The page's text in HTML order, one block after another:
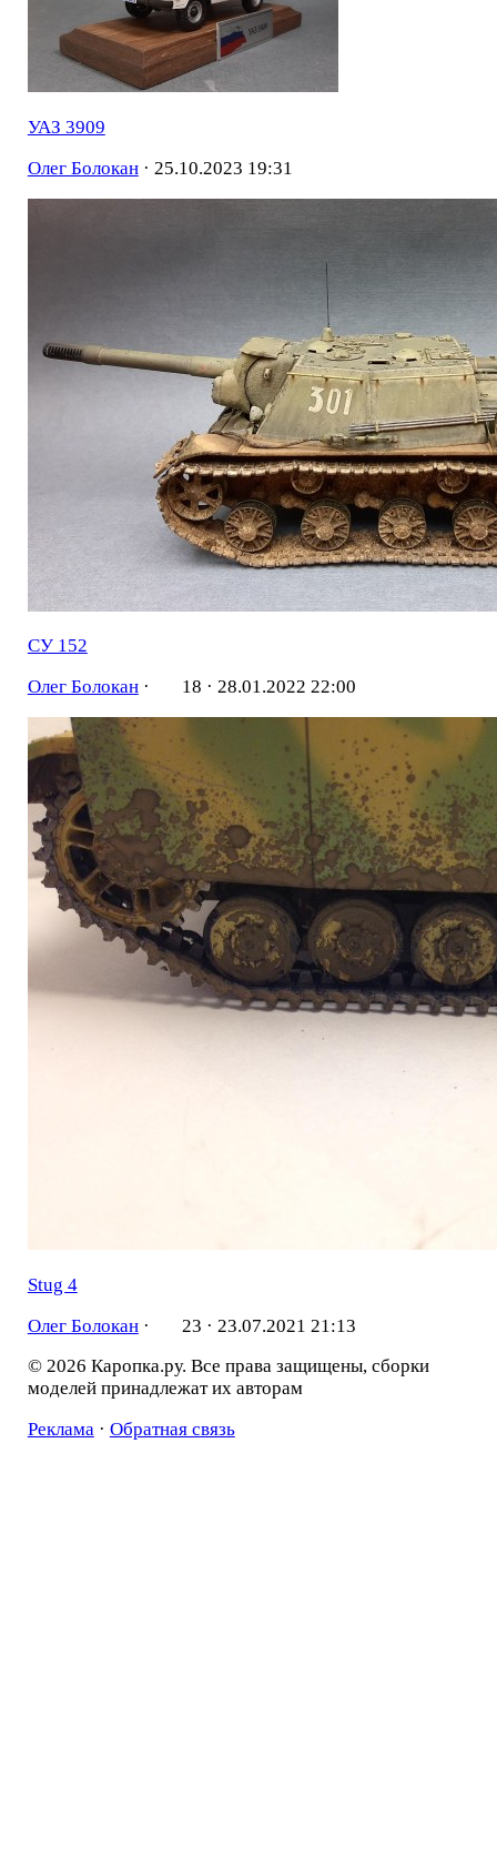
УАЗ 3909
Олег Болокан· 25.10.2023 19:31
СУ 152
Олег Болокан· 18 · 28.01.2022 22:00
Stug 4
Олег Болокан· 23 · 23.07.2021 21:13
© 2026 Каропка.ру. Все права защищены, сборки
моделей принадлежат их авторам
Реклама· Обратная связь